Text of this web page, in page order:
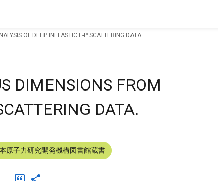
OF DEEP INELASTIC E-P SCATTERING DATA.
DIMENSIONS FROM
DATA.
原子力研究開発機構図書館蔵書